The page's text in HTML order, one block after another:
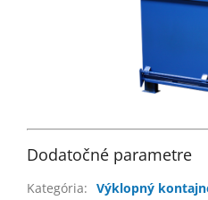
Dodatočné parametre
Kategória: Výklopný